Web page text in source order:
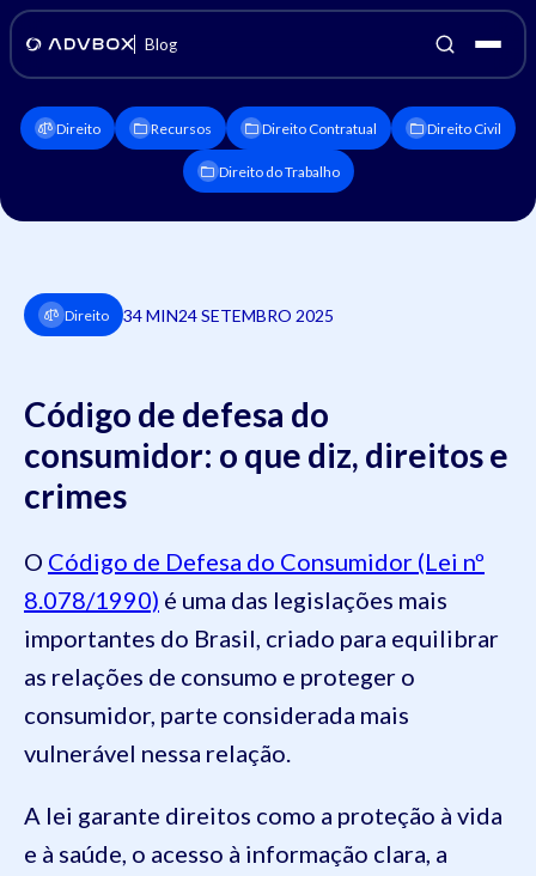
Blog
Direito Recursos Direito Contratual Direito Civil
Direito do Trabalho
Direito 34 MIN24 SETEMBRO 2025
Código de defesa do
consumidor: o que diz, direitos e
crimes
O Código de Defesa do Consumidor (Lei nº
8.078/1990) é uma das legislações mais
importantes do Brasil, criado para equilibrar
as relações de consumo e proteger o
consumidor, parte considerada mais
vulnerável nessa relação.
A lei garante direitos como a proteção à vida
e à saúde, o acesso à informação clara, a